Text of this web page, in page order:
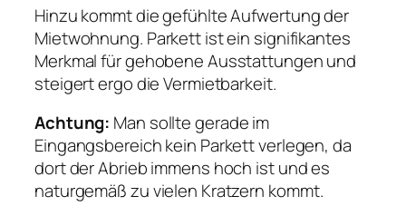
Hinzu kommt die gefühlte Aufwertung der
Mietwohnung. Parkett ist ein signifikantes
Merkmal für gehobene Ausstattungen und
steigert ergo die Vermietbarkeit.
Achtung: Man sollte gerade im
Eingangsbereich kein Parkett verlegen, da
dort der Abrieb immens hoch ist und es
naturgemäß zu vielen Kratzern kommt.